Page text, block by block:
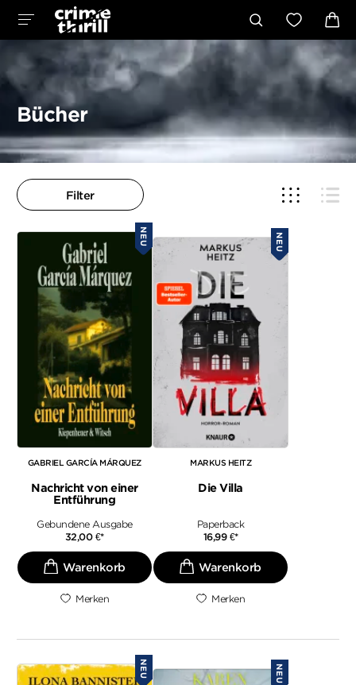
Bücher
Filter
NEU
GABRIEL GARCÍA MÁRQUEZ
Nachricht von einer
Entführung
Gebundene Ausgabe
32,00 €*
Merken
NEU
MARKUS HEITZ
Die Villa
Paperback
16,99 €*
Merken
NEU NEU